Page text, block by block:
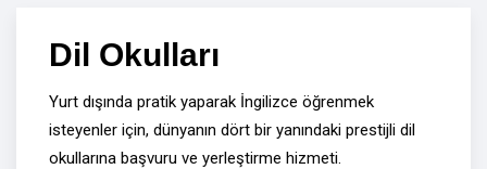
Dil Okulları
Yurt dışında pratik yaparak İngilizce öğrenmek
isteyenler için, dünyanın dört bir yanındaki prestijli dil
okullarına başvuru ve yerleştirme hizmeti.